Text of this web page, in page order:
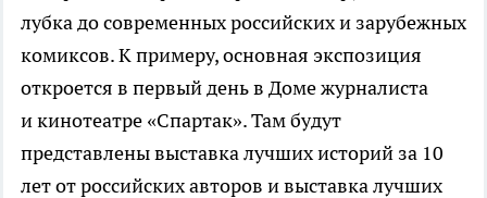
лубка до современных российских и зарубежных
комиксов. К примеру, основная экспозиция
откроется в первый день в Доме журналиста
и кинотеатре «Спартак». Там будут
представлены выставка лучших историй за 10
лет от российских авторов и выставка лучших